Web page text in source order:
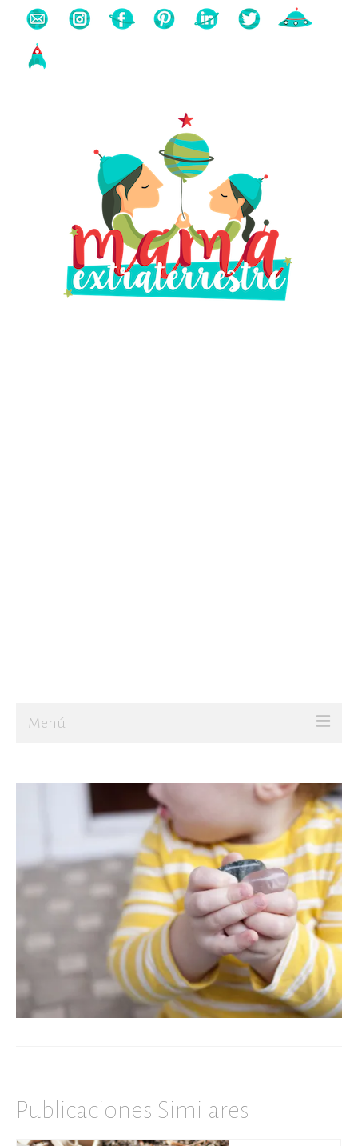
Menú
Sobre mí
Publicaciones Similares